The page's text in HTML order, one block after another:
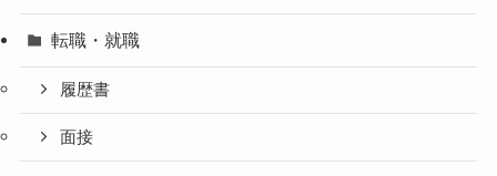
転職・就職
履歴書
面接